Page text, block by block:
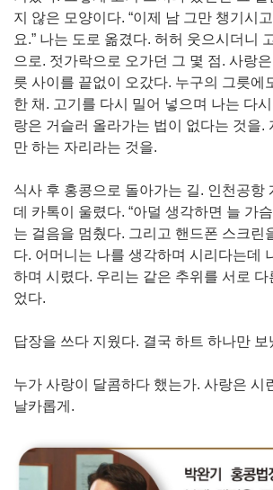
지 않은 모양이다. “이제 남 그만 챙기시
요.” 나는 도로 옮겼다. 허허 웃으시더니
으로. 젓가락으로 오가던 그 몇 점. 사랑
릇 사이를 끝없이 오갔다. 누구의 그릇에
한 채. 고기를 다시 밀어 넣으며 나는 다
랑은 거슬러 올라가는 법이 없다는 것을.
만 하는 자리라는 것을.
식사 후 홍콩으로 돌아가는 길. 인천공항
데 카톡이 울렸다. “아덜 생각하면 늘 가
는 걸음을 멈췄다. 그리고 핸드폰 스크린
다. 어머니는 나를 생각하며 시리다는데
하며 시렸다. 우리는 같은 추위를 서로 다
었다.
답장을 쓰다 지웠다. 결국 하트 하나만 보
누가 사랑이 달콤하다 했는가. 사랑은 시
날카롭게.